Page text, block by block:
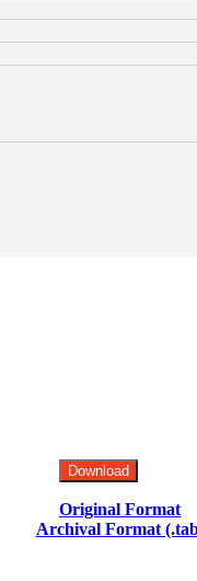
Download
Original Format
Archival Format